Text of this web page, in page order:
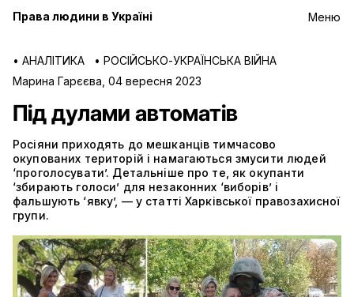
Меню
Права людини в Україні
• АНАЛІТИКА • РОСІЙСЬКО-УКРАЇНСЬКА ВІЙНА
Марина Гарєєва 04 вересня 2023
Під дулами автоматів
Росіяни приходять до мешканців тимчасово
окупованих територій і намагаються змусити людей
‘проголосувати’. Детальніше про те, як окупанти
‘збирають голоси’ для незаконних ‘виборів’ і
фальшують ‘явку’, — у статті Харківської правозахисної
групи.